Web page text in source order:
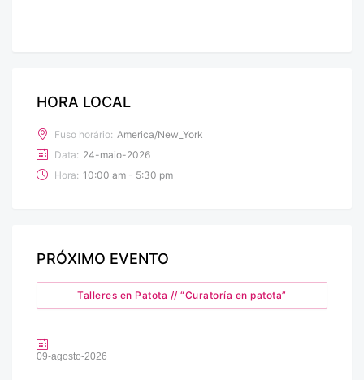
HORA LOCAL
Fuso horário: America/New_York
Data: 24-maio-2026
Hora: 10:00 am - 5:30 pm
PRÓXIMO EVENTO
Talleres en Patota // “Curatoría en patota”
09-agosto-2026